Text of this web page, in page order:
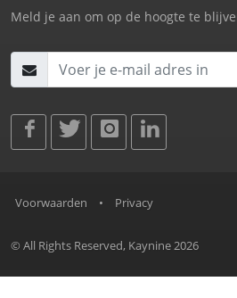
Meld je aan om op de hoogte te
Voorwaarden • Privacy
© All Rights Reserved, Kaynine 2026